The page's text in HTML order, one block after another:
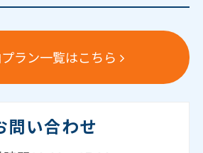
ラン一覧はこちら
問い合わせ